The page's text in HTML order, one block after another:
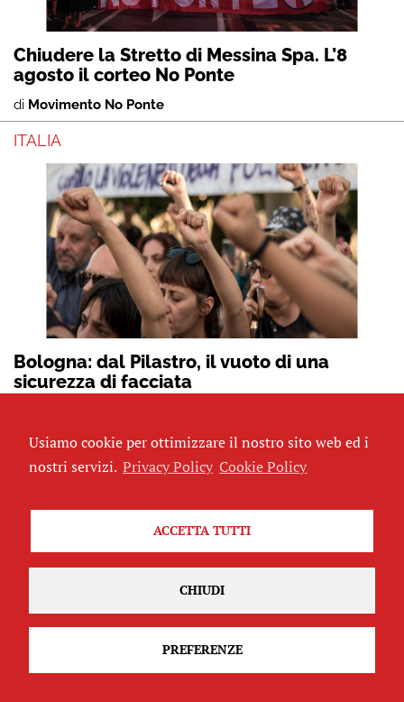
Chiudere la Stretto di Messina Spa. L’8
agosto il corteo No Ponte
di Movimento No Ponte
ITALIA
Bologna: dal Pilastro, il vuoto di una
sicurezza di facciata
ITALIA
Genova 2001 – 2026 #5. La città 25 anni
Usiamo cookie per ottimizzare il nostro sito web ed i
nostri servizi. Privacy Policy Cookie Policy
ACCETTA TUTTI
CHIUDI
PREFERENZE